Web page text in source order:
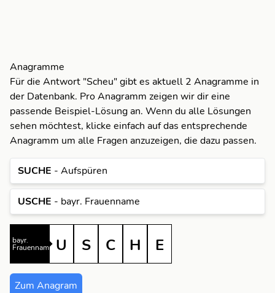
Anagramme
Für die Antwort "Scheu" gibt es aktuell 2 Anagramme in
der Datenbank. Pro Anagramm zeigen wir dir eine
passende Beispiel-Lösung an. Wenn du alle Lösungen
sehen möchtest, klicke einfach auf das entsprechende
Anagramm um alle Fragen anzuzeigen, die dazu passen.
SUCHE - Aufspüren
USCHE - bayr. Frauenname
Aufspüren
S
U
C
S
U
C
E
H
S
U
S
U
C
S
C
E
H
U
C
E
Zum Anagram